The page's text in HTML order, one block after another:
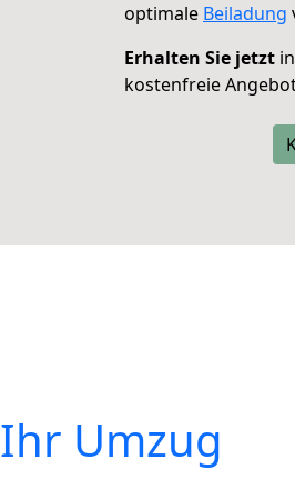
optimale Beiladung
Erhalten Sie jetzt
kostenfreie
Ihr Umzug